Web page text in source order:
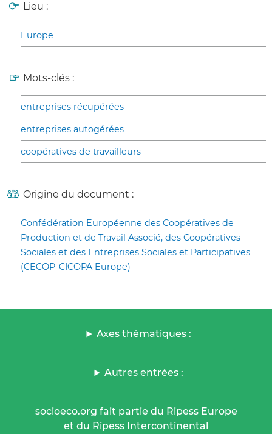
Lieu :
Europe
Mots-clés :
entreprises récupérées
entreprises autogérées
coopératives de travailleurs
Origine du document :
Confédération Européenne des Coopératives de
Production et de Travail Associé, des Coopératives
Sociales et des Entreprises Sociales et Participatives
(CECOP-CICOPA Europe)
Axes thématiques :
Autres entrées :
socioeco.org fait partie du Ripess Europe
et du Ripess Intercontinental